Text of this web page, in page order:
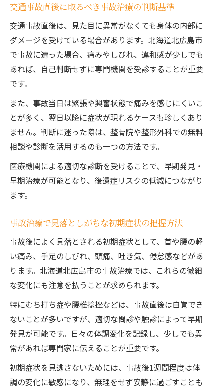
チ法
自賠責保険を活用した事故治療の進め方
事故治療における自賠責保険申請のポイン
ト
自賠責保険で自己負担なく事故治療を受け
事故治療費を抑える自賠責保険の具体的な
使い方
自賠責保険対応の事故治療院選びで注意す
べき点
事故治療時に必要な自賠責保険手続きフロ
ー
事故治療で整骨院を併用するメリットとは
る
根本改善に向けた事故治療の通院スケジュ
ール
方法
事故治療と整体施術の組み合わせ実践例
交通事故直後に取るべき事故治療の判断基準
交通事故直後は、見た目に異常がなくても身体の内部に
ダメージを受けている場合があります。北海道北広島市
で事故に遭った場合、痛みやしびれ、違和感が少しでも
あれば、自己判断せずに専門機関を受診することが重要
です。
また、事故当日は緊張や興奮状態で痛みを感じにくいこ
とが多く、翌日以降に症状が現れるケースも珍しくあり
ません。判断に迷った際は、整骨院や整形外科での無料
相談や診断を活用するのも一つの方法です。
医療機関による適切な診断を受けることで、早期発見・
早期治療が可能となり、後遺症リスクの低減につながり
ます。
事故治療で見落としがちな初期症状の把握方法
事故後によく見落とされる初期症状として、首や腰の軽
い痛み、手足のしびれ、頭痛、吐き気、倦怠感などがあ
ります。北海道北広島市の事故治療では、これらの微細
な変化にも注意を払うことが求められます。
特にむち打ち症や腰椎捻挫などは、事故直後は自覚でき
ないことが多いですが、適切な問診や触診によって早期
発見が可能です。日々の体調変化を記録し、少しでも異
常があれば専門家に伝えることが重要です。
初期症状を見逃さないためには、事故後1週間程度は体
調の変化に敏感になり、無理をせず安静に過ごすことも